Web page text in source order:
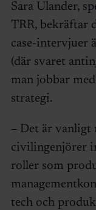
Sara Ulander,
TRR, bekräftar
case-intervjuer
(där svaret
man jobbar
strategi.
– Det är vanligt
civilingenjörer
roller som
tech och